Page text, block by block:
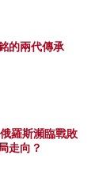
的兩代傳承
羅斯瀕臨戰敗
走向？